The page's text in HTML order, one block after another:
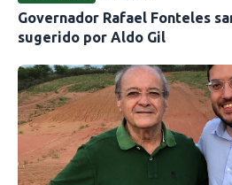
Governador Rafael Fonteles
sugerido por Aldo Gil